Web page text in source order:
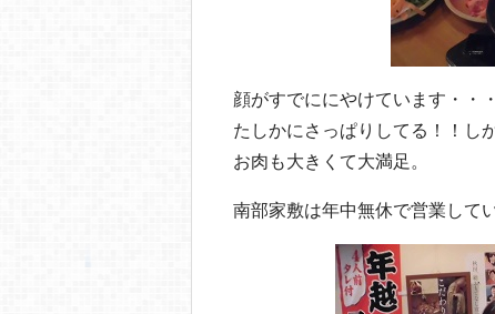
顔がすでににやけています・・・
たしかにさっぱりしてる！！し
お肉も大きくて大満足。
南部家敷は年中無休で営業して